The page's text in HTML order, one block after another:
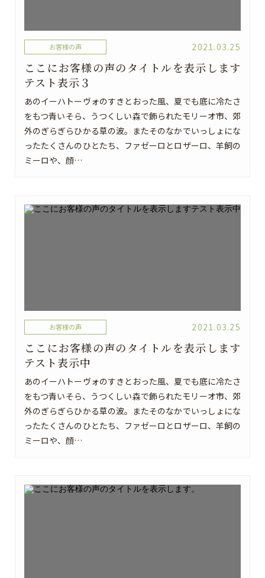
ここにお客様の声のタイトルを表示します
テスト表示３
お客様の声 2021.03.25
あのイーハトーヴォのすきとおった風、夏でも底に冷たさ
をもつ青いそら、うつくしい森で飾られたモリーオ市、郊
外のぎらぎらひかる草の波。またそのなかでいっしょにな
ったたくさんのひとたち、ファゼーロとロザーロ、羊飼の
ミーロや、顔…
ここにお客様の声のタイトルを表示します
テスト表示中
お客様の声 2021.03.25
あのイーハトーヴォのすきとおった風、夏でも底に冷たさ
をもつ青いそら、うつくしい森で飾られたモリーオ市、郊
外のぎらぎらひかる草の波。またそのなかでいっしょにな
ったたくさんのひとたち、ファゼーロとロザーロ、羊飼の
ミーロや、顔…